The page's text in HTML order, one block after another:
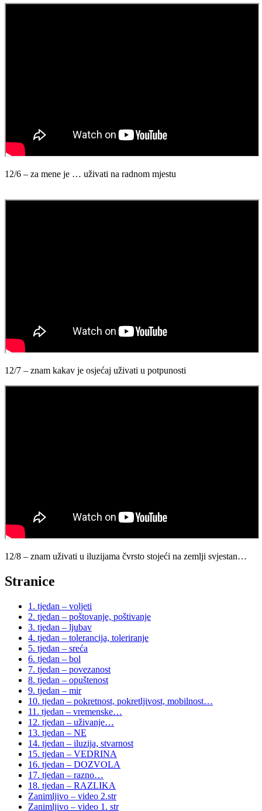
12/6 – za mene je … uživati na radnom mjestu
12/7 – znam kakav je osjećaj uživati u potpunosti
12/8 – znam uživati u iluzijama čvrsto stojeći na zemlji svjestan…
Stranice
1. tjedan – voljeti
2. tjedan – poštovanje, poštivanje
3. tjedan – ljubav
4. tjedan – tolerancija, toleriranje
5. tjedan – sreća
6. tjedan – bol
7. tjedan – povezanost
8. tjedan – opuštenost
9. tjedan – mir
10. tjedan – pokretnost, pokretljivost, mobilnost…
11. tjedan – vremenske…
12. tjedan – uživanje…
13. tjedan – NE
14. tjedan – iluzija, stvarnost
15. tjedan – VEDRINA
16. tjedan – DOZVOLA
17. tjedan – razno…
18. tjedan – RAZLIKA
Zanimljivo – video 2.str
Zanimljivo – video 1. str